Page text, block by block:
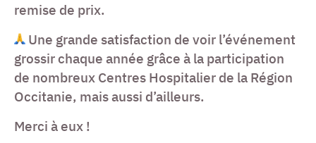
remise de prix.
Une grande satisfaction de voir l’événement
grossir chaque année grâce à la participation
de nombreux Centres Hospitalier de la Région
Occitanie, mais aussi d’ailleurs.
Merci à eux !